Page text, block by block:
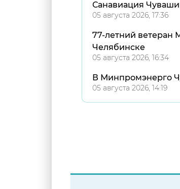
Санавиация
05 августа 2026, 17:36
77-летний ветеран
Челябинске
05 августа 2026, 16:34
В Минпромэнерго
05 августа 2026, 14:19